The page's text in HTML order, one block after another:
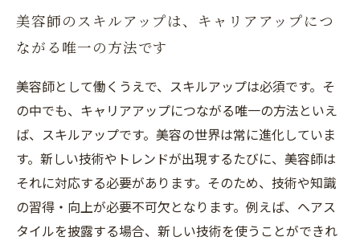
美容師のスキルアップは、キャリアアップにつ
ながる唯一の方法です
美容師として働くうえで、スキルアップは必須です。そ
の中でも、キャリアアップにつながる唯一の方法といえ
ば、スキルアップです。美容の世界は常に進化していま
す。新しい技術やトレンドが出現するたびに、美容師は
それに対応する必要があります。そのため、技術や知識
の習得・向上が必要不可欠となります。例えば、ヘアス
タイルを披露する場合、新しい技術を使うことができれ